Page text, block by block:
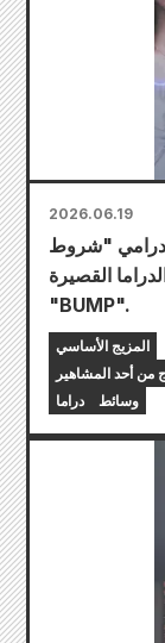
2026.06.19
"شروط
القصيرة
"BUMP".
المزيج الأساسي
من أحد المشاهير
دراما
وسائط